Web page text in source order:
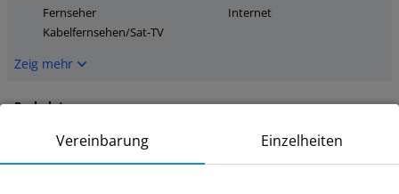
Fernseher
Internet
Kabelfernsehen/Sat-TV
Zeig mehr
Parkplatz
Zeig mehr
Vereinbarung Einzelheiten